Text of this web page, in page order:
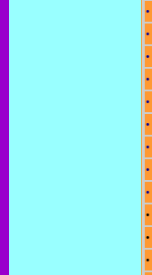
•
•
•
•
•
•
•
•
•
•
•
•